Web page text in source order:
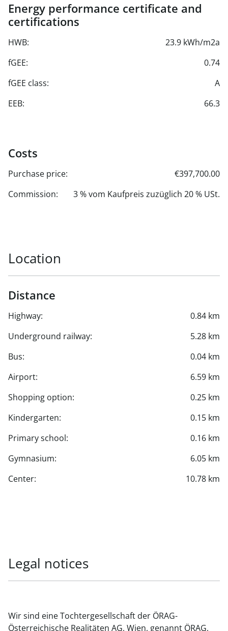
Energy performance certificate and
certifications
HWB:
23.9 kWh/m2a
fGEE:
0.74
fGEE class:
A
EEB:
66.3
Costs
Purchase price:
€397,700.00
Commission:
3 % vom Kaufpreis zuzüglich 20 % USt.
Location
Distance
Highway:
0.84 km
Underground railway:
5.28 km
Bus:
0.04 km
Airport:
6.59 km
Shopping option:
0.25 km
Kindergarten:
0.15 km
Primary school:
0.16 km
Gymnasium:
6.05 km
Center:
10.78 km
Legal notices
Wir sind eine Tochtergesellschaft der ÖRAG-
Österreichische Realitäten AG, Wien, genannt ÖRAG,